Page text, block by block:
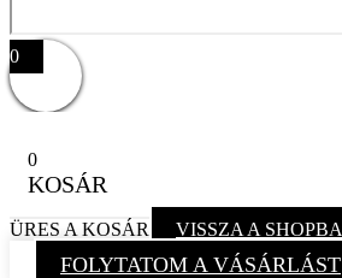
0
0
KOSÁR
ÜRES A KOSÁR VISSZA A SHOPBA
FOLYTATOM A VÁSÁRLÁST